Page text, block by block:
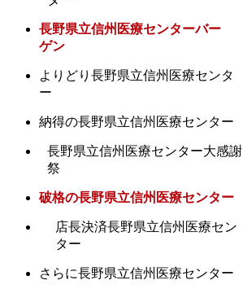
長野県立信州医療センターバー
ゲン
よりどり長野県立信州医療センタ
ー
納得の長野県立信州医療センター
長野県立信州医療センター大感謝
祭
破格の長野県立信州医療センター
店長決済長野県立信州医療セン
ター
さらに長野県立信州医療センター